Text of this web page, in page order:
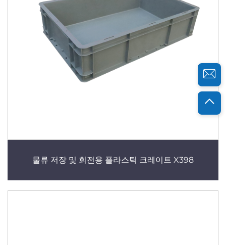
물류 저장 및 회전용 플라스틱 크레이트 X398